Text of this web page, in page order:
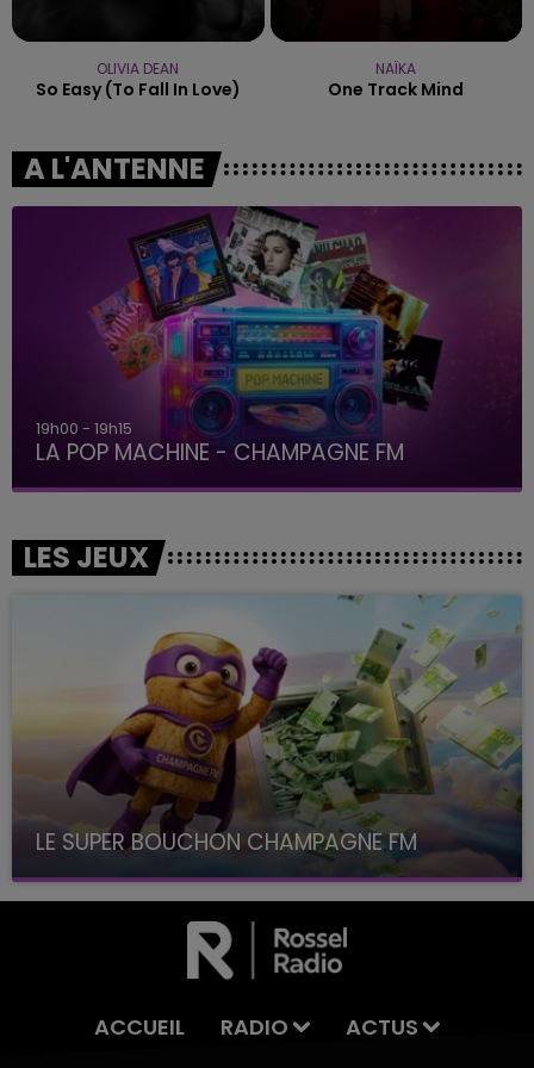
OLIVIA DEAN
So Easy (to Fall In Love)
NAÏKA
One Track Mind
A L'ANTENNE
19h00 - 19h15
LA POP MACHINE - CHAMPAGNE FM
LES JEUX
LE SUPER BOUCHON CHAMPAGNE FM
avec La Famille Champagne FM, à 8H10
ACCUEIL RADIO ACTUS